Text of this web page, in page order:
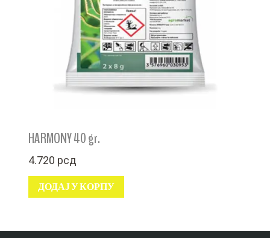
HARMONY 40 gr.
4.720 рсд
ДОДАЈ У КОРПУ